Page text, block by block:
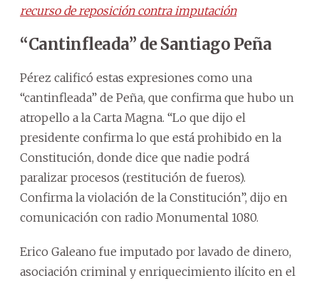
recurso de reposición contra imputación
“Cantinfleada” de Santiago Peña
Pérez calificó estas expresiones como una
“cantinfleada” de Peña, que confirma que hubo un
atropello a la Carta Magna. “Lo que dijo el
presidente confirma lo que está prohibido en la
Constitución, donde dice que nadie podrá
paralizar procesos (restitución de fueros).
Confirma la violación de la Constitución”, dijo en
comunicación con radio Monumental 1080.
Erico Galeano fue imputado por lavado de dinero,
asociación criminal y enriquecimiento ilícito en el